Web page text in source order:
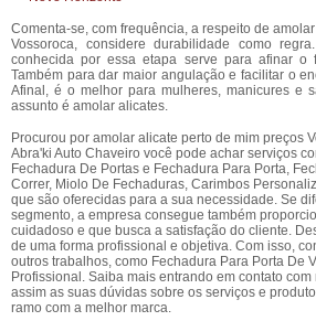
Comenta-se, com frequência, a respeito de
Vossoroca, considere durabilidade como
conhecida por essa etapa serve para afinar
Também para dar maior angulação e facilitar o
Afinal, é o melhor para mulheres, manicures e
assunto é amolar alicates.
Procurou por amolar alicate perto de mim preços
Abra'ki Auto Chaveiro você pode achar serviços
Fechadura De Portas e Fechadura Para Porta,
Correr, Miolo De Fechaduras, Carimbos
que são oferecidas para a sua necessidade. Se
segmento, a empresa consegue também
cuidadoso e que busca a satisfação do cliente.
de uma forma profissional e objetiva. Com isso,
outros trabalhos, como Fechadura Para Porta De
Profissional. Saiba mais entrando em contato
assim as suas dúvidas sobre os serviços e
ramo com a melhor marca.